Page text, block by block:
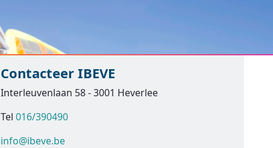
Contacteer IBEVE
Interleuvenlaan 58 - 3001 Heverlee
Tel 016/390490
info@ibeve.be